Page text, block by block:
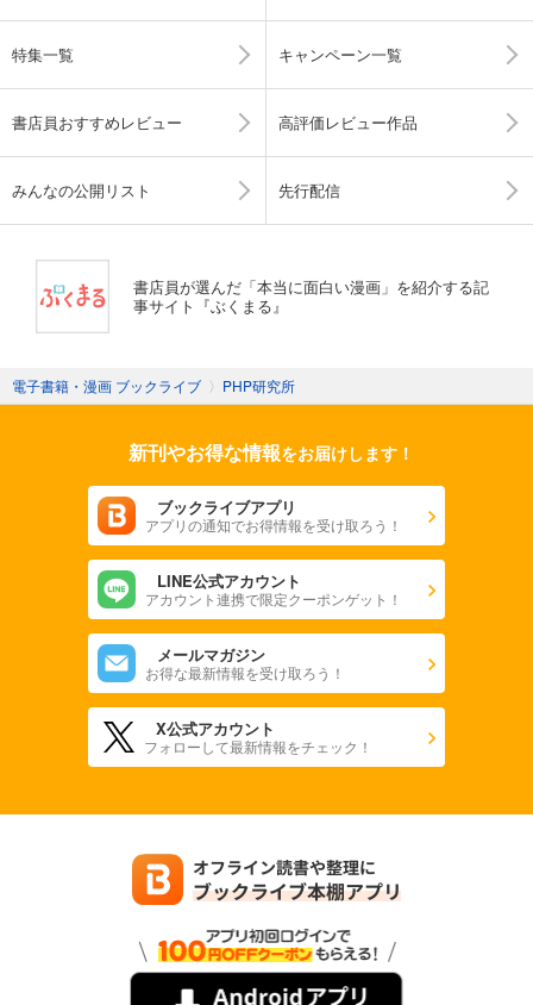
特集一覧 キャンペーン一覧
書店員おすすめレビュー 高評価レビュー作品
みんなの公開リスト 先行配信
書店員が選んだ「本当に面白い漫画」を紹介する記
事サイト『ぶくまる』
電子書籍・漫画 ブックライブ 〉 PHP研究所
新刊やお得な情報をお届けします！
ブックライブアプリ
アプリの通知でお得情報を受け取ろう！
LINE公式アカウント
アカウント連携で限定クーポンゲット！
メールマガジン
お得な最新情報を受け取ろう！
X公式アカウント
フォローして最新情報をチェック！